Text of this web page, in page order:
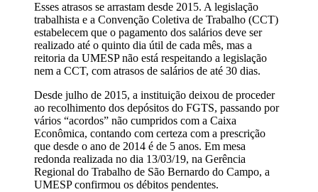
Esses atrasos se arrastam desde 2015. A legislação
trabalhista e a Convenção Coletiva de Trabalho (CCT)
estabelecem que o pagamento dos salários deve ser
realizado até o quinto dia útil de cada mês, mas a
reitoria da UMESP não está respeitando a legislação
nem a CCT, com atrasos de salários de até 30 dias.
Desde julho de 2015, a instituição deixou de proceder
ao recolhimento dos depósitos do FGTS, passando por
vários “acordos” não cumpridos com a Caixa
Econômica, contando com certeza com a prescrição
que desde o ano de 2014 é de 5 anos. Em mesa
redonda realizada no dia 13/03/19, na Gerência
Regional do Trabalho de São Bernardo do Campo, a
UMESP confirmou os débitos pendentes.